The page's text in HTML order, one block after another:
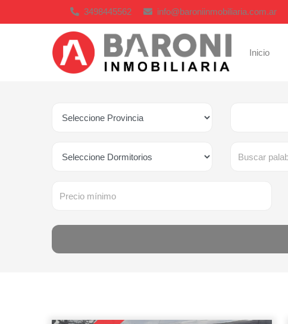
3498445562 info@baroniinmobiliaria.com.ar
Inicio